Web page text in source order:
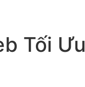
Tối Ưu